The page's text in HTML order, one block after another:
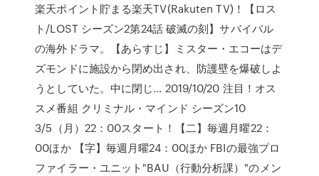
楽天ポイント貯まる楽天TV(Rakuten TV)！【ロス
ト/LOST シーズン2第24話 破滅の刻】サバイバル
の海外ドラマ。【あらすじ】ミスター・エコーはデ
ズモンドに施設から閉め出され、防護壁を爆破しよ
うとしていた。中に閉じ… 2019/10/20 注目！オス
スメ番組 クリミナル・マインド シーズン10
3/5（月）22：00スタート！【二】毎週月曜22：
00ほか 【字】毎週月曜24：00ほか FBIの最強プロ
ファイラー・ユニット"BAU（行動分析課）"のメン